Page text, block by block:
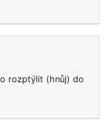
rozptýlit (hnůj) do